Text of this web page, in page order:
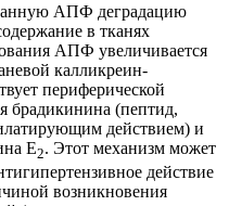
АПФ деградацию
в тканях
АПФ увеличивается
калликреин-
периферической
брадикинина (пептид,
действием) и
Е2. Этот механизм может
действие
возникновения